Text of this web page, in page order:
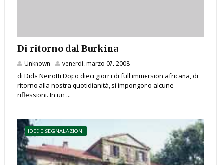
Di ritorno dal Burkina
Unknown venerdì, marzo 07, 2008
di Dida Neirotti Dopo dieci giorni di full immersion africana, di
ritorno alla nostra quotidianità, si impongono alcune
riflessioni. In un ...
IDEE E SEGNALAZIONI